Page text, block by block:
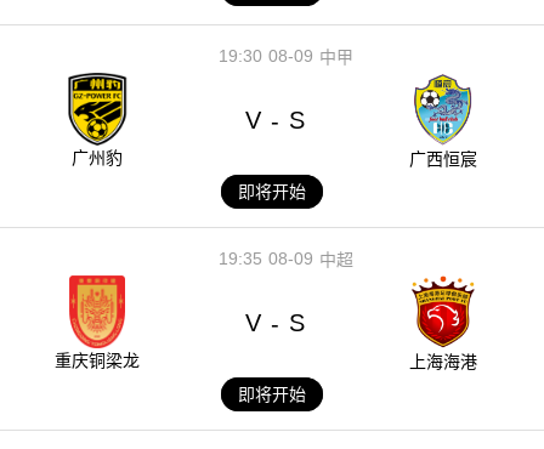
08-09
19:30 中甲
广州豹
V - S
广西恒宸
即将开始
08-09
19:35 中超
重庆铜梁龙
V - S
上海海港
即将开始